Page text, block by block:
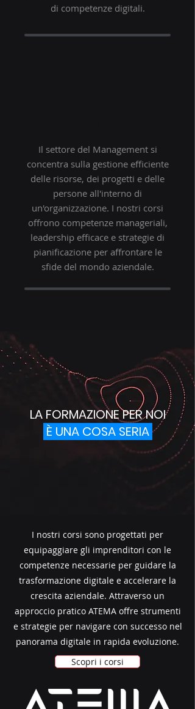
di competenze digitali.
Il settore del Management si
concentra sulla gestione efficiente
delle risorse, dei progetti e delle
persone all'interno di
un'organizzazione. I nostri corsi
offrono competenze manageriali,
leadership efficace e strategie di
pianificazione per affrontare le
sfide del mondo aziendale.
LA FORMAZIONE PER NOI
È UNA COSA SERIA
I nostri corsi sono progettati per
equipaggiare gli imprenditori con le
competenze necessarie per guidare la
trasformazione digitale e accelerare la
crescita aziendale. Attraverso un
approccio pratico ATEMA offre strumenti
e strategie per navigare con successo nel
panorama digitale in rapida evoluzione.
Scopri i corsi